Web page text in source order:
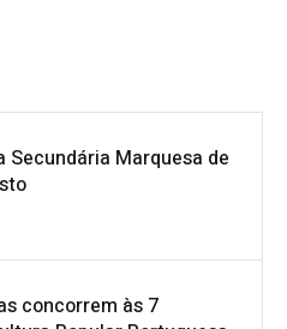
Secundária Marquesa de
concorrem às 7